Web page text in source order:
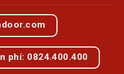
phí: 0824.400.400